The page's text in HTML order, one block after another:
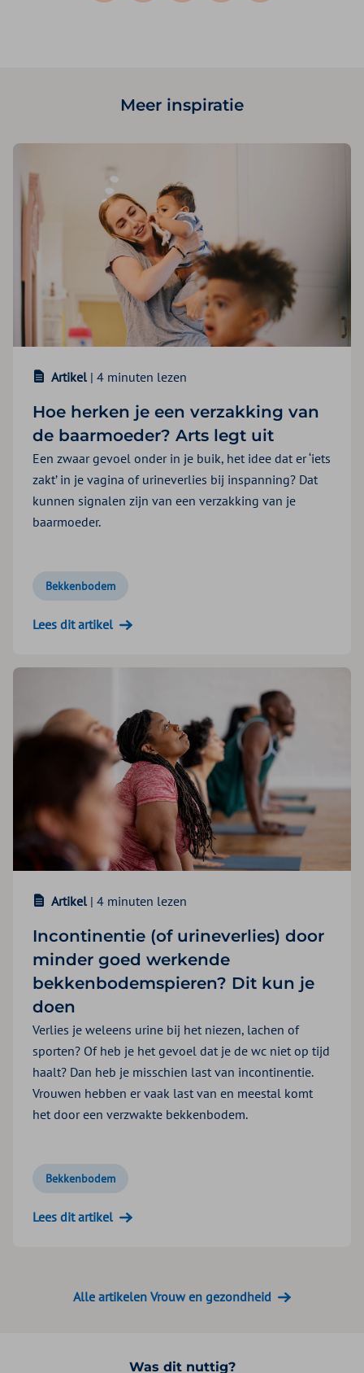
Meer inspiratie
Artikel | 4 minuten lezen
Hoe herken je een verzakking van
de baarmoeder? Arts legt uit
Een zwaar gevoel onder in je buik, het idee dat er ‘iets
zakt’ in je vagina of urineverlies bij inspanning? Dat
kunnen signalen zijn van een verzakking van je
baarmoeder.
Bekkenbodem
Lees dit artikel
Artikel | 4 minuten lezen
Incontinentie (of urineverlies) door
minder goed werkende
bekkenbodemspieren? Dit kun je
doen
Verlies je weleens urine bij het niezen, lachen of
sporten? Of heb je het gevoel dat je de wc niet op tijd
haalt? Dan heb je misschien last van incontinentie.
Vrouwen hebben er vaak last van en meestal komt
het door een verzwakte bekkenbodem.
Bekkenbodem
Lees dit artikel
Alle artikelen Vrouw en gezondheid
Was dit nuttig?